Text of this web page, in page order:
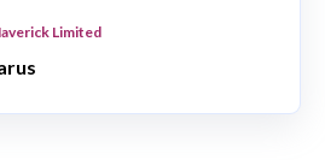
Limited